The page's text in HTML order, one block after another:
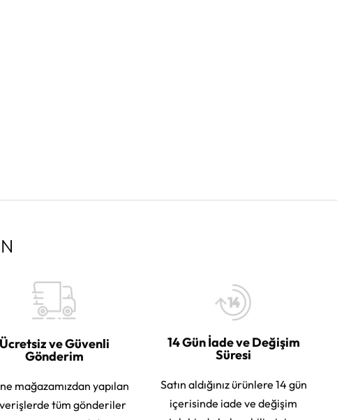
Ücretsiz ve Güvenli
Gönderim
mağazamızdan yapılan
tüm gönderiler
14 Gün İade ve Değişim
Süresi
Satın aldığınız ürünlere 14 gün
içerisinde iade ve değişim